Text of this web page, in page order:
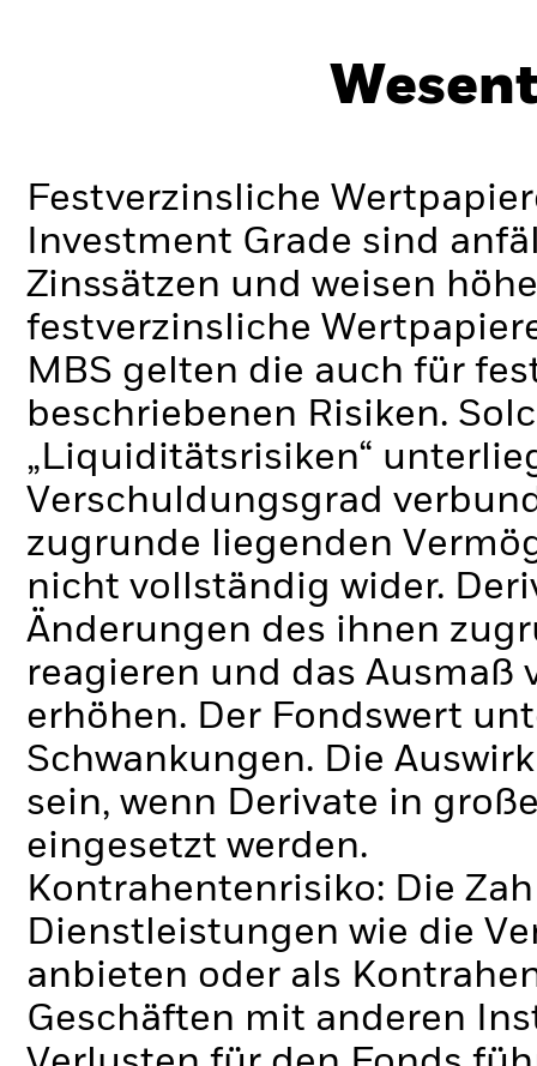
Festverzinsliche
Investment Grade sind
Zinssätzen und weisen
festverzinsliche
MBS gelten die auch für
beschriebenen Risiken.
„Liquiditätsrisiken“
Verschuldungsgrad
zugrunde liegenden
nicht vollständig wider.
Änderungen des ihnen
reagieren und das Ausmaß
erhöhen. Der Fondswert
Schwankungen. Die
sein, wenn Derivate in
eingesetzt werden.
Kontrahentenrisiko: Die
Dienstleistungen wie die
anbieten oder als
Geschäften mit anderen